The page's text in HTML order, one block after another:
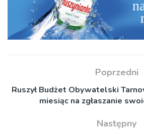
Poprzedni
Ruszył Budżet Obywatelski
miesiąc na zgłaszanie
Następny